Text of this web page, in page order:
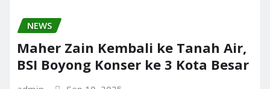
NEWS
Maher Zain Kembali ke Tanah Air,
BSI Boyong Konser ke 3 Kota Besar